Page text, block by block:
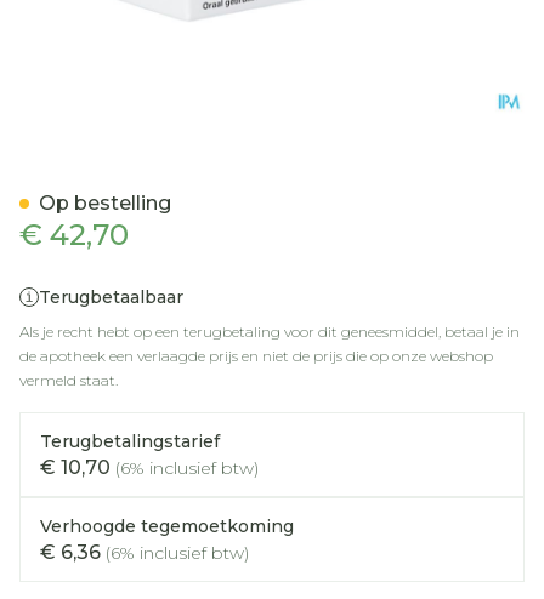
€ 42,70
Terugbetaalbaar
Als je recht hebt op een terugbetaling voor dit geneesmiddel, betaal je in
de apotheek een verlaagde prijs en niet de prijs die op onze webshop
vermeld staat.
Terugbetalingstarief
€ 10,70 (6% inclusief btw)
Verhoogde tegemoetkoming
€ 6,36 (6% inclusief btw)
Op bestelling